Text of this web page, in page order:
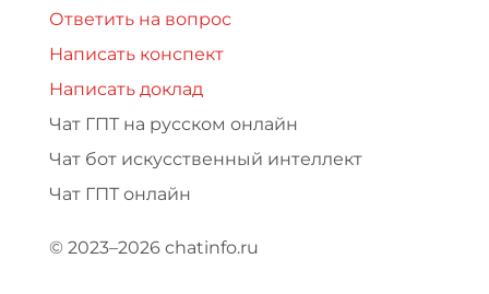
Ответить на вопрос
Написать конспект
Написать доклад
Чат ГПТ на русском онлайн
Чат бот искусственный интеллект
Чат ГПТ онлайн
© 2023–2026 chatinfo.ru